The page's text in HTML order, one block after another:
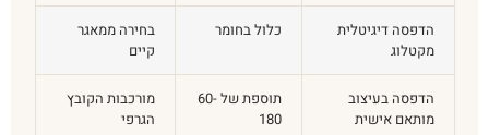
הדפסה דיגיטלית
מקטלוג
כלול בחומר
בחירה ממאגר
קיים
הדפסה בעיצוב
מותאם אישית
תוספת של 60-
180
מורכבות הקובץ
הגרפי